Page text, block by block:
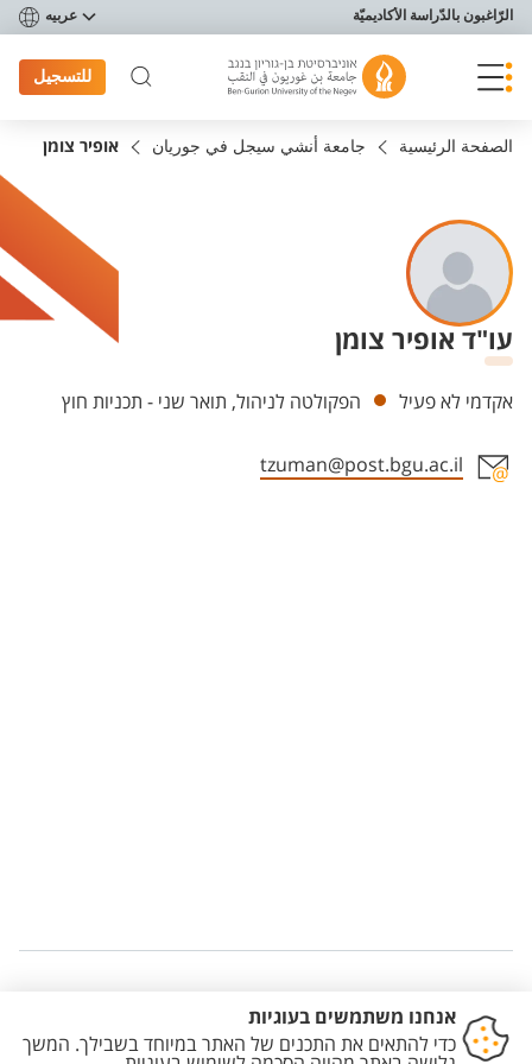
תפריט נגישות
الرّاغبون بالدّراسة الأكاديميّة عربيه
للتسجيل
الصفحة الرئيسية جامعة أنشي سيجل في جوريان אופיר צומן
עו"ד אופיר צומן
Departments
אקדמי לא פעיל הפקולטה לניהול, תואר שני - תכניות חוץ
tzuman@post.bgu.ac.il